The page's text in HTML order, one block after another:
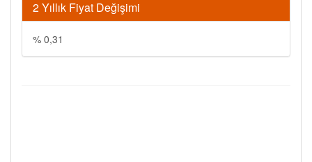
2 Yıllık Fiyat Değişimi
% 0,31